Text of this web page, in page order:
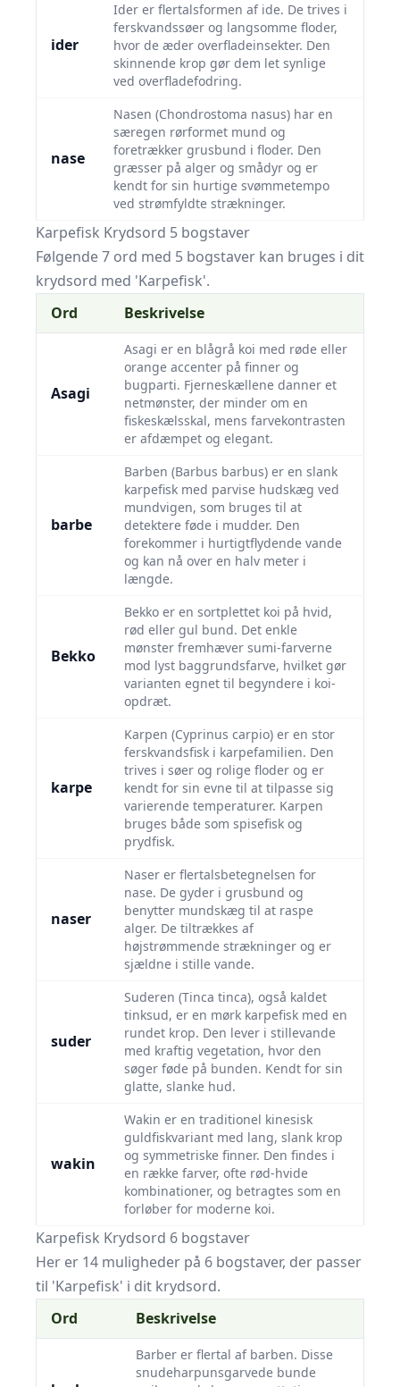
ider
Ider er flertalsformen af ide. De trives i
ferskvandssøer og langsomme floder,
hvor de æder overfladeinsekter. Den
skinnende krop gør dem let synlige
ved overfladefodring.
nase
Nasen (Chondrostoma nasus) har en
særegen rørformet mund og
foretrækker grusbund i floder. Den
græsser på alger og smådyr og er
kendt for sin hurtige svømmetempo
ved strømfyldte strækninger.
Karpefisk Krydsord 5 bogstaver
Følgende 7 ord med 5 bogstaver kan bruges i dit
krydsord med 'Karpefisk'.
Ord
Beskrivelse
Asagi
Asagi er en blågrå koi med røde eller
orange accenter på finner og
bugparti. Fjerneskællene danner et
netmønster, der minder om en
fiskeskælsskal, mens farvekontrasten
er afdæmpet og elegant.
barbe
Barben (Barbus barbus) er en slank
karpefisk med parvise hudskæg ved
mundvigen, som bruges til at
detektere føde i mudder. Den
forekommer i hurtigtflydende vande
og kan nå over en halv meter i
længde.
Bekko
Bekko er en sortplettet koi på hvid,
rød eller gul bund. Det enkle
mønster fremhæver sumi-farverne
mod lyst baggrundsfarve, hvilket gør
varianten egnet til begyndere i koi-
opdræt.
karpe
Karpen (Cyprinus carpio) er en stor
ferskvandsfisk i karpefamilien. Den
trives i søer og rolige floder og er
kendt for sin evne til at tilpasse sig
varierende temperaturer. Karpen
bruges både som spisefisk og
prydfisk.
naser
Naser er flertalsbetegnelsen for
nase. De gyder i grusbund og
benytter mundskæg til at raspe
alger. De tiltrækkes af
højstrømmende strækninger og er
sjældne i stille vande.
suder
Suderen (Tinca tinca), også kaldet
tinksud, er en mørk karpefisk med en
rundet krop. Den lever i stillevande
med kraftig vegetation, hvor den
søger føde på bunden. Kendt for sin
glatte, slanke hud.
wakin
Wakin er en traditionel kinesisk
guldfiskvariant med lang, slank krop
og symmetriske finner. Den findes i
en række farver, ofte rød-hvide
kombinationer, og betragtes som en
forløber for moderne koi.
Karpefisk Krydsord 6 bogstaver
Her er 14 muligheder på 6 bogstaver, der passer
til 'Karpefisk' i dit krydsord.
Ord
Beskrivelse
Barber er flertal af barben. Disse
snudeharpunsgarvede bunde